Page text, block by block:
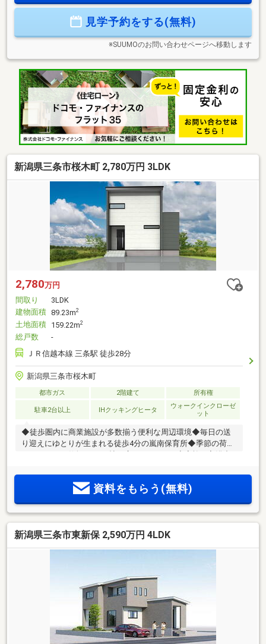
見学予約をする(無料)
※SUUMOのお問い合わせページへ移動します
新潟県三条市桜木町 2,780万円 3LDK
2,780万円
間取り
3LDK
建物面積 89.23m2
土地面積 159.22m2
総戸数
-
ＪＲ信越本線 三条駅 徒歩28分
新潟県三条市桜木町
都市ガス 2階建て 所有権
駐車2台以上 IHクッキングヒータ
ウォークインクローゼ
ット
◆徒歩圏内に商業施設が多数揃う便利な周辺環境◆毎日の送
り迎えにゆとりが生まれる徒歩4分の嵐南保育所◆季節の荷物
消雪パイプ完備で冬も安心＜令和8年10月完成予定＞
資料をもらう(無料)
新潟県三条市東新保 2,590万円 4LDK